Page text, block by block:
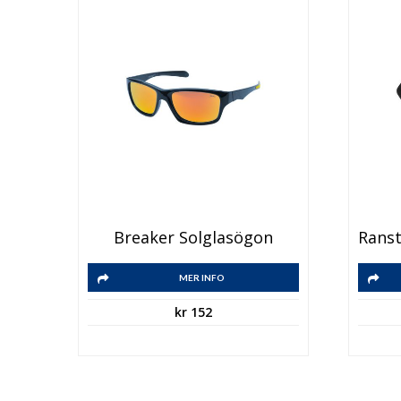
Breaker Solglasögon
MER INFO
kr152